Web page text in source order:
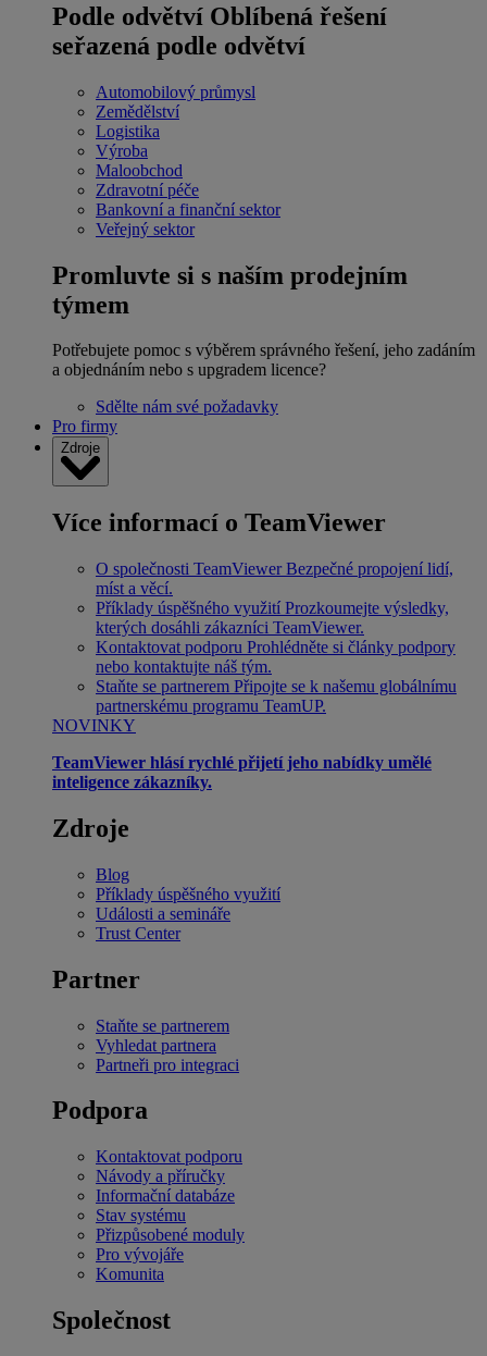
Podle odvětví Oblíbená řešení
seřazená podle odvětví
Automobilový průmysl
Zemědělství
Logistika
Výroba
Maloobchod
Zdravotní péče
Bankovní a finanční sektor
Veřejný sektor
Promluvte si s naším prodejním
týmem
Potřebujete pomoc s výběrem správného řešení, jeho zadáním
a objednáním nebo s upgradem licence?
Sdělte nám své požadavky
Pro firmy
Zdroje
Více informací o TeamViewer
O společnosti TeamViewer Bezpečné propojení lidí,
míst a věcí.
Příklady úspěšného využití Prozkoumejte výsledky,
kterých dosáhli zákazníci TeamViewer.
Kontaktovat podporu Prohlédněte si články podpory
nebo kontaktujte náš tým.
Staňte se partnerem Připojte se k našemu globálnímu
partnerskému programu TeamUP.
NOVINKY
TeamViewer hlásí rychlé přijetí jeho nabídky umělé
inteligence zákazníky.
Zdroje
Blog
Příklady úspěšného využití
Události a semináře
Trust Center
Partner
Staňte se partnerem
Vyhledat partnera
Partneři pro integraci
Podpora
Kontaktovat podporu
Návody a příručky
Informační databáze
Stav systému
Přizpůsobené moduly
Pro vývojáře
Komunita
Společnost